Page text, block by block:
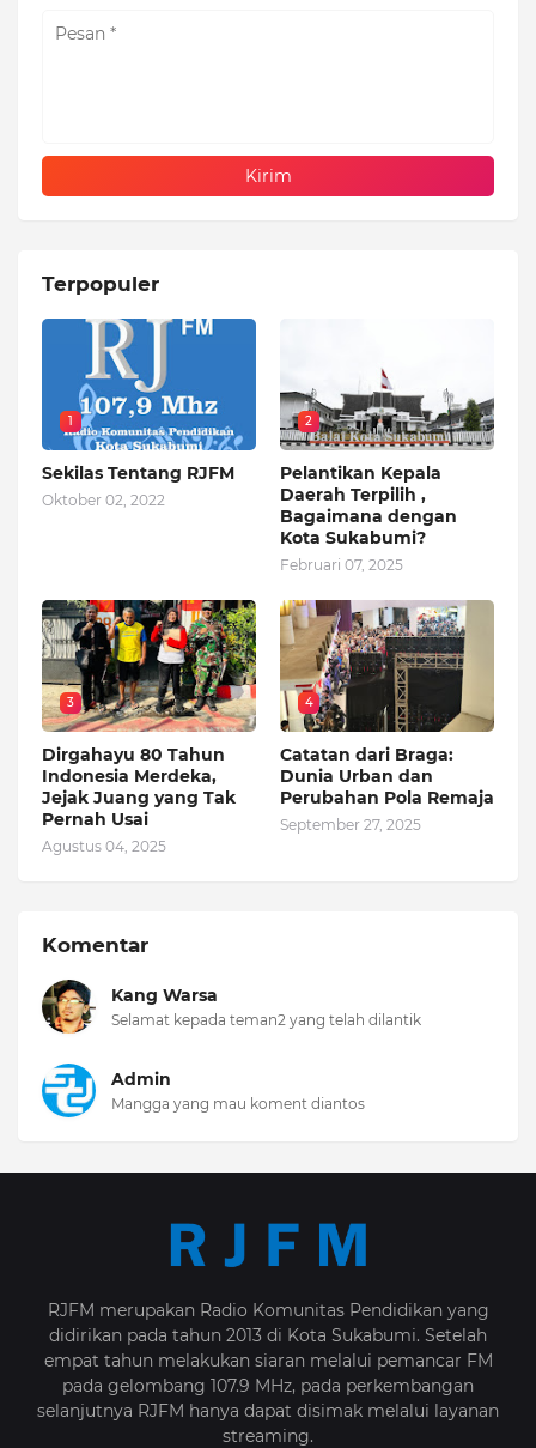
Terpopuler
1
Sekilas Tentang RJFM
Oktober 02, 2022
2
Pelantikan Kepala
Daerah Terpilih ,
Bagaimana dengan
Kota Sukabumi?
Februari 07, 2025
3
Dirgahayu 80 Tahun
Indonesia Merdeka,
Jejak Juang yang Tak
Pernah Usai
Agustus 04, 2025
4
Catatan dari Braga:
Dunia Urban dan
Perubahan Pola Remaja
September 27, 2025
Komentar
Kang Warsa
Selamat kepada teman2 yang telah dilantik
Admin
Mangga yang mau koment diantos
RJFM merupakan Radio Komunitas Pendidikan yang
didirikan pada tahun 2013 di Kota Sukabumi. Setelah
empat tahun melakukan siaran melalui pemancar FM
pada gelombang 107.9 MHz, pada perkembangan
selanjutnya RJFM hanya dapat disimak melalui layanan
streaming.